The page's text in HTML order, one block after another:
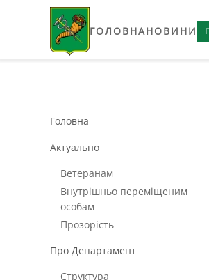
Skip to main content
ГОЛОВНАНОВИНИ
Головна
Актуально
Ветеранам
Внутрішньо переміщеним
особам
Прозорість
Про Департамент
Структура